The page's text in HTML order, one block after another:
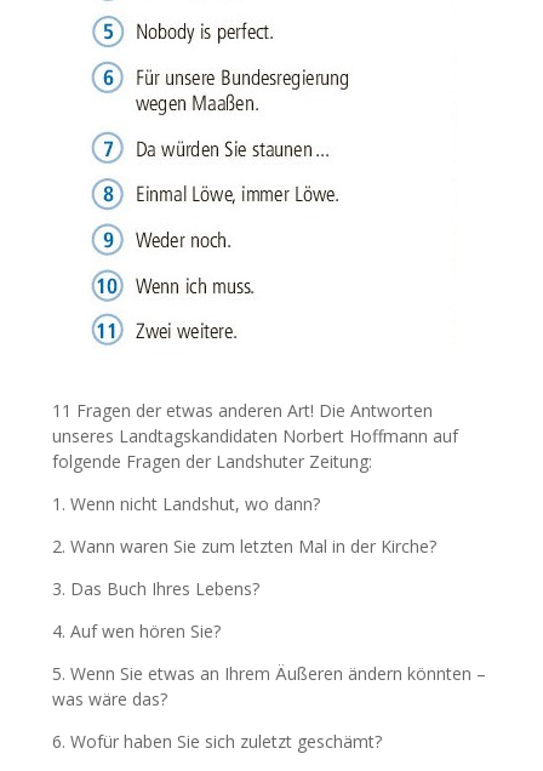
11 Fragen der etwas anderen Art! Die Antworten
unseres Landtagskandidaten Norbert Hoffmann auf
folgende Fragen der Landshuter Zeitung:
1. Wenn nicht Landshut, wo dann?
2. Wann waren Sie zum letzten Mal in der Kirche?
3. Das Buch Ihres Lebens?
4. Auf wen hören Sie?
5. Wenn Sie etwas an Ihrem Äußeren ändern könnten –
was wäre das?
6. Wofür haben Sie sich zuletzt geschämt?